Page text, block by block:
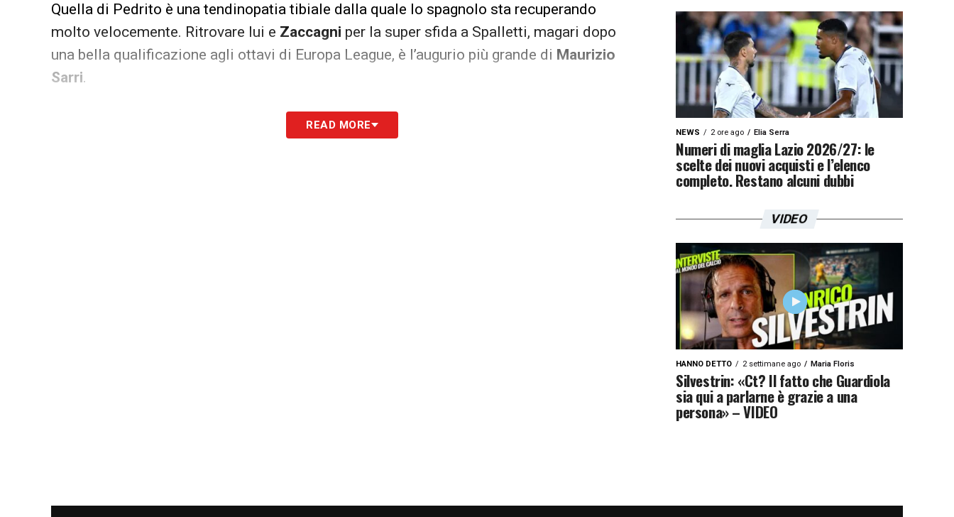
Quella di Pedrito è una tendinopatia tibiale dalla quale lo spagnolo sta recuperando
molto velocemente. Ritrovare lui e Zaccagni per la super sfida a Spalletti, magari dopo
una bella qualificazione agli ottavi di Europa League, è l’augurio più grande di Maurizio
Sarri.
LA PLAYLIST DELLE NOSTRE TOP NEWSREAD MORE
NEWS 2 ore ago Elia Serra
Numeri di maglia Lazio 2026/27: le
scelte dei nuovi acquisti e l’elenco
completo. Restano alcuni dubbi
VIDEO
HANNO DETTO 2 settimane ago Maria Floris
Silvestrin: «Ct? Il fatto che Guardiola
sia qui a parlarne è grazie a una
persona» – VIDEO